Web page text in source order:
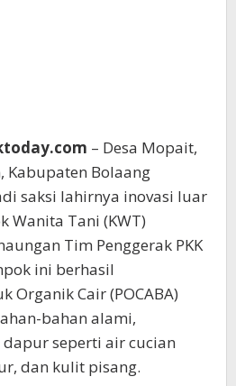
– Desa Mopait,
Kabupaten Bolaang
saksi lahirnya inovasi luar
Wanita Tani (KWT)
Tim Penggerak PKK
ini berhasil
Organik Cair (POCABA)
bahan alami,
seperti air cucian
dan kulit pisang.